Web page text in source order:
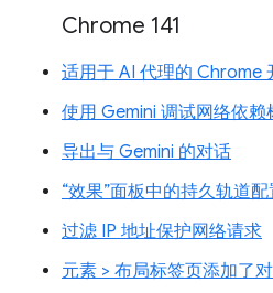
Chrome 141
适用于 AI 代理的 Chrome
使用 Gemini 调试网络依赖
导出与 Gemini 的对话
“效果”面板中的持久轨道配
过滤 IP 地址保护网络请求
元素 > 布局标签页添加了